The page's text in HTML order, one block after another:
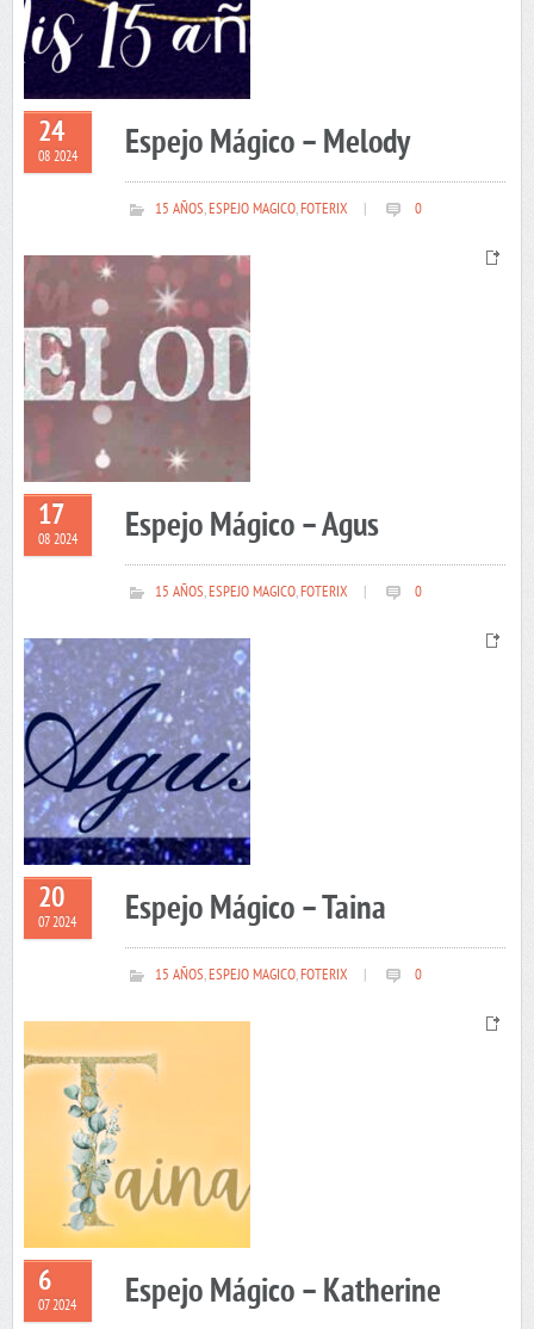
24
08 2024 Espejo Mágico – Melody
15 AÑOS,ESPEJO MAGICO,FOTERIX 0
17
08 2024 Espejo Mágico – Agus
15 AÑOS,ESPEJO MAGICO,FOTERIX 0
20
07 2024 Espejo Mágico – Taina
15 AÑOS,ESPEJO MAGICO,FOTERIX 0
6
07 2024 Espejo Mágico – Katherine